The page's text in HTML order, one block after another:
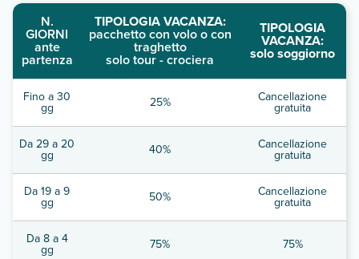
N.
GIORNI
ante
partenza
TIPOLOGIA VACANZA:
pacchetto con volo o con
traghetto
solo tour - crociera
TIPOLOGIA
VACANZA:
solo soggiorno
Fino a 30
gg 25% Cancellazione
gratuita
Da 29 a 20
gg 40% Cancellazione
gratuita
Da 19 a 9
gg 50% Cancellazione
gratuita
Da 8 a 4
gg 75% 75%